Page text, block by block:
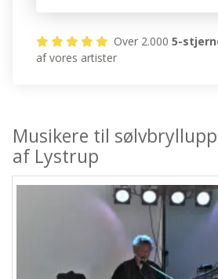
Over 2.0005-
af vores artister
Musikere til
af Lystrup